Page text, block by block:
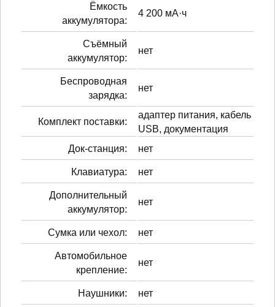
Ёмкость
аккумулятора:
4 200 мА·ч
Cъёмный
аккумулятор:
нет
Беспроводная
зарядка:
нет
Комплект поставки:
адаптер питания, кабель
USB, документация
Док-станция:
нет
Клавиатура: нет
Дополнительный
аккумулятор:
нет
Сумка или чехол: нет
Автомобильное
крепление:
нет
Наушники: нет